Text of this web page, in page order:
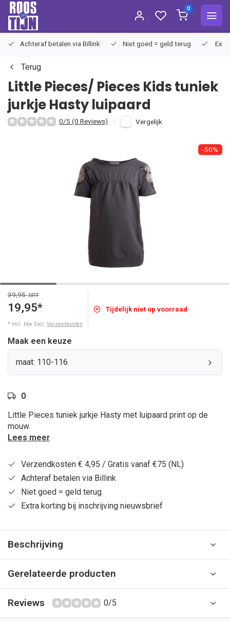
0
Achteraf betalen via Billink Niet goed = geld terug
Terug
Little Pieces/ Pieces Kidstuniek
jurkje Hasty luipaard
0/5 (0 Reviews) Vergelijk
-50%
39,95SRT
19,95*
* Incl. btw Excl. Verzendkosten
Tijdelijk niet op voorraad
Maak een keuze
maat: 110-116
0
Little Pieces tuniek jurkje Hasty met luipaard print op de
mouw.
Lees meer
Verzendkosten € 4,95 / Gratis vanaf €75 (NL)
Achteraf betalen via Billink
Niet goed = geld terug
Extra korting bij inschrijving nieuwsbrief
Beschrijving
Gerelateerde producten
Reviews 0/5